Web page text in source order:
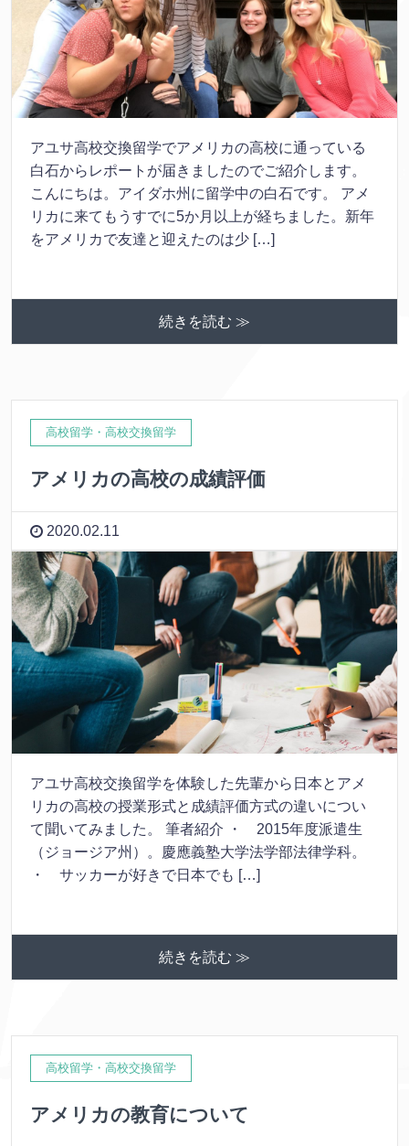
アユサ高校交換留学でアメリカの高校に通っている
白石からレポートが届きましたのでご紹介します。
こんにちは。アイダホ州に留学中の白石です。 アメ
リカに来てもうすでに5か月以上が経ちました。新年
をアメリカで友達と迎えたのは少 […]
続きを読む ≫
高校留学・高校交換留学
アメリカの高校の成績評価
2020.02.11
アユサ高校交換留学を体験した先輩から日本とアメ
リカの高校の授業形式と成績評価方式の違いについ
て聞いてみました。 筆者紹介 ・ 2015年度派遣生
（ジョージア州）。慶應義塾大学法学部法律学科。
・ サッカーが好きで日本でも […]
続きを読む ≫
高校留学・高校交換留学
アメリカの教育について